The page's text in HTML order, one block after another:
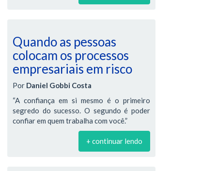
Quando as pessoas
colocam os processos
empresariais em risco
Por Daniel Gobbi Costa
“A confiança em si mesmo é o primeiro
segredo do sucesso. O segundo é poder
confiar em quem trabalha com você.”
+ continuar lendo